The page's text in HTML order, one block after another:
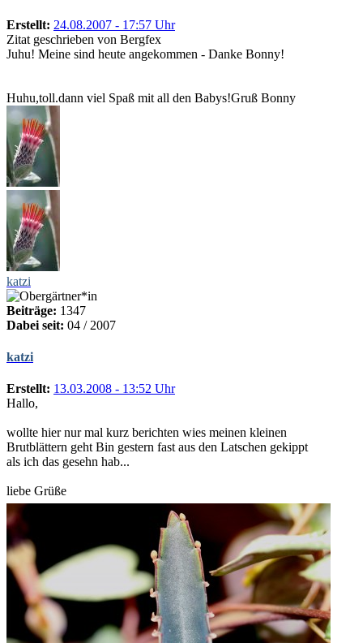
Erstellt: 24.08.2007 - 17:57 Uhr
Zitat geschrieben von Bergfex
Juhu! Meine sind heute angekommen - Danke Bonny!
Huhu,toll.dann viel Spaß mit all den Babys!Gruß Bonny
katzi
Beiträge: 1347
Dabei seit: 04 / 2007
katzi
Erstellt: 13.03.2008 - 13:52 Uhr
Hallo,
wollte hier nur mal kurz berichten wies meinen kleinen
Brutblättern geht Bin gestern fast aus den Latschen gekippt
als ich das gesehn hab...
liebe Grüße